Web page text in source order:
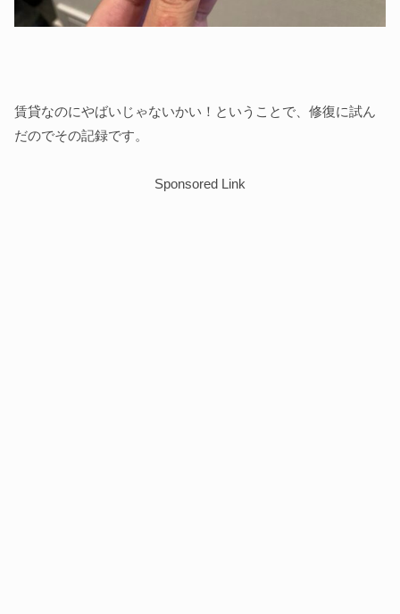
賃貸なのにやばいじゃないかい！ということで、修復に試ん
だのでその記録です。
Sponsored Link